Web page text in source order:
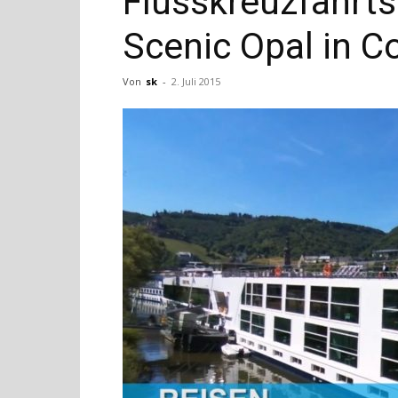
Scenic Opal in
Von sk - 2. Juli 2015